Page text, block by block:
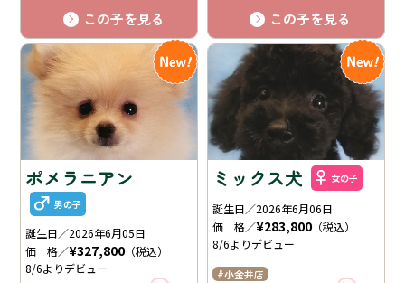
この子を見る この子を見る
ポメラニアン
男の子
誕生日／2026年6月05日
価 格／¥327,800 （税込）
8/6よりデビュー
ミックス犬 女の子
誕生日／2026年6月06日
価 格／¥283,800 （税込）
8/6よりデビュー
小金井店